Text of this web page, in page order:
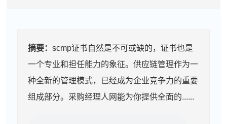
摘要：scmp证书自然是不可或缺的，证书也是
一个专业和担任能力的象征。供应链管理作为一
种全新的管理模式，已经成为企业竞争力的重要
组成部分。采购经理人网能为你提供全面的......